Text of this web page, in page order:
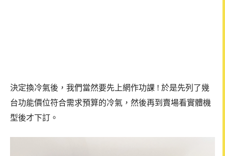
決定換冷氣後，我們當然要先上網作功課 ! 於是先列了幾
台功能價位符合需求預算的冷氣，然後再到賣場看實體機
型後才下訂。